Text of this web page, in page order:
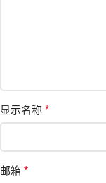
显示名称 *
邮箱 *